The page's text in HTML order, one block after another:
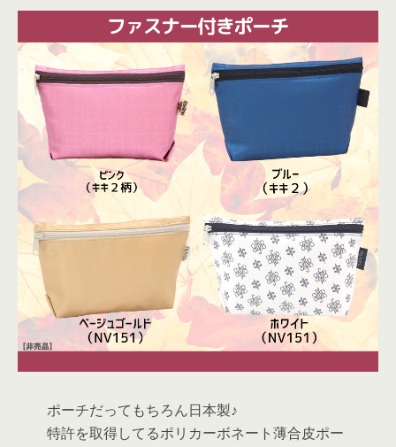
ポーチだってもちろん日本製♪
特許を取得してるポリカーボネート薄合皮ポー